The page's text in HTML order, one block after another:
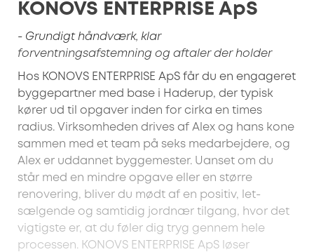
KONOVS ENTERPRISE ApS
- Grundigt håndværk, klar
forventningsafstemning og aftaler der holder
Hos KONOVS ENTERPRISE ApS får du en engageret
byggepartner med base i Haderup, der typisk
kører ud til opgaver inden for cirka en times
radius. Virksomheden drives af Alex og hans kone
sammen med et team på seks medarbejdere, og
Alex er uddannet byggemester. Uanset om du
står med en mindre opgave eller en større
renovering, bliver du mødt af en positiv, let-
sælgende og samtidig jordnær tilgang, hvor det
vigtigste er, at du føler dig tryg gennem hele
processen. KONOVS ENTERPRISE ApS løser